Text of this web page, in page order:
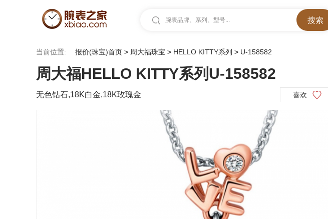
腕表品牌、系列、型号...
当前位置: 报价(珠宝)首页 > 周大福珠宝 > HELLO KITTY系列 > U-158582
周大福HELLO KITTY系列U-158582
无色钻石,18K白金,18K玫瑰金 喜欢